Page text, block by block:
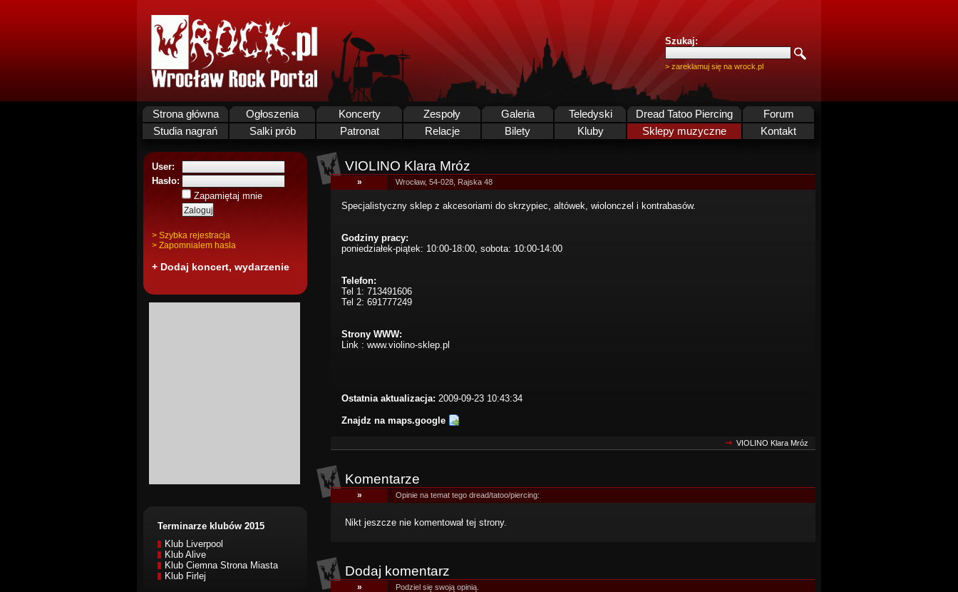
Szukaj:
> zareklamuj się na wrock.pl
Strona główna Ogłoszenia Koncerty Zespoły Galeria Teledyski Dread Tatoo Piercing
Forum
Studia nagrań
Salki prób Patronat Relacje Bilety Kluby Sklepy muzyczne Kontakt
User:
Hasło:
Zapamiętaj mnie
> Szybka rejestracja
> Zapomnialem hasla
+ Dodaj koncert, wydarzenie
Terminarze klubów 2015
Klub Liverpool
Klub Alive
Klub Ciemna Strona Miasta
Klub Firlej
VIOLINO Klara Mróz
» Wrocław, 54-028, Rajska 48
Specjalistyczny sklep z akcesoriami do skrzypiec, altówek, wiolonczel i kontrabasów.
Godziny pracy:
poniedziałek-piątek: 10:00-18:00, sobota: 10:00-14:00
Telefon:
Tel 1: 713491606
Tel 2: 691777249
Strony WWW:
Link : www.violino-sklep.pl
Ostatnia aktualizacja: 2009-09-23 10:43:34
Znajdz na maps.google
VIOLINO Klara Mróz
Komentarze
» Opinie na temat tego dread/tatoo/piercing:
Nikt jeszcze nie komentował tej strony.
Dodaj komentarz
» Podziel się swoją opinią.